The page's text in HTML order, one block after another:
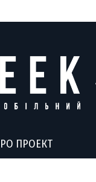
ПРОЕКТ